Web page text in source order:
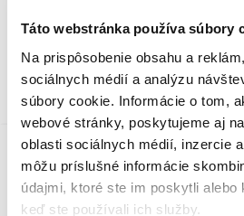
Táto webstránka používa súbory
Na prispôsobenie obsahu a
sociálnych médií a analýzu
súbory cookie. Informácie o tom,
webové stránky, poskytujeme aj
oblasti sociálnych médií, inzercie
môžu príslušné informácie
údajmi, ktoré ste im poskytli alebo
keď ste používali ich služby.